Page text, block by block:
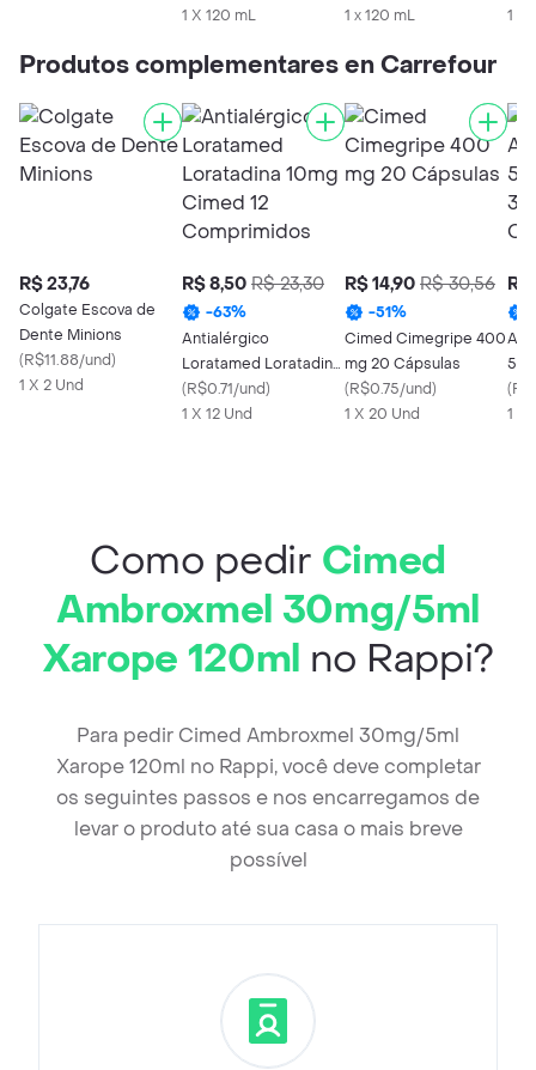
1 X 120 mL
1 x 120 mL
1 X
Produtos complementares en Carrefour
R$ 23,76
Colgate Escova de
Dente Minions
(R$11.88/und)
1 X 2 Und
R$ 8,50 R$ 23,30
-63%
Antialérgico
Loratamed Loratadina
10mg Cimed 12
Comprimidos
(R$0.71/und)
1 X 12 Und
R$ 14,90 R$ 30,56
-51%
Cimed Cimegripe 400
mg 20 Cápsulas
(R$0.75/und)
1 X 20 Und
R$
mg
(
1 X
Como pedir Cimed
Ambroxmel 30mg/5ml
Xarope 120ml no Rappi?
Para pedir Cimed Ambroxmel 30mg/5ml
Xarope 120ml no Rappi, você deve completar
os seguintes passos e nos encarregamos de
levar o produto até sua casa o mais breve
possível